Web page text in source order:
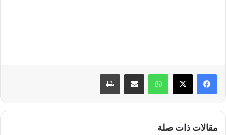
واتساب مشاركة عبر البريد طباعة
مقالات ذات صلة